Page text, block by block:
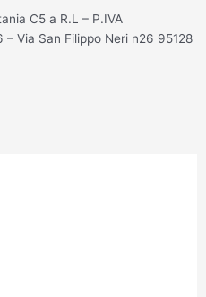
C5 a R.L – P.IVA
Via San Filippo Neri n26 95128